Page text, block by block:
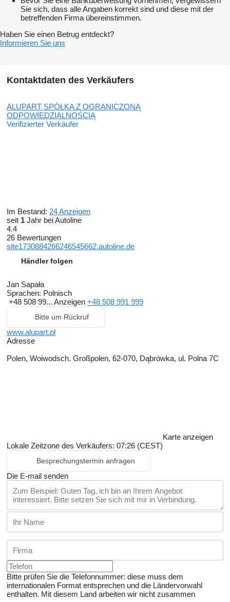
Sie sich, dass alle Angaben korrekt sind und diese mit der
betreffenden Firma übereinstimmen.
Haben Sie einen Betrug entdeckt?
Informieren Sie uns
Kontaktdaten des Verkäufers
ALUPART SPÓŁKA Z OGRANICZONĄ
ODPOWIEDZIALNOŚCIĄ
Verifizierter Verkäufer
Im Bestand: 24 Anzeigen
seit 1 Jahr bei Autoline
4.4
26 Bewertungen
site1730884266246545662.autoline.de
Händler folgen
Jan Sapała
Sprachen: Polnisch
+48 508 99... Anzeigen +48 508 991 999
Bitte um Rückruf
www.alupart.pl
Adresse
Polen, Woiwodsch. Großpolen, 62-070, Dąbrówka, ul. Polna 7C
Karte anzeigen
Lokale Zeitzone des Verkäufers: 07:26 (CEST)
Besprechungstermin anfragen
Die E-mail senden
Bitte prüfen Sie die Telefonnummer: diese muss dem
internationalen Format entsprechen und die Ländervorwahl
enthalten. Mit diesem Land arbeiten wir nicht zusammen